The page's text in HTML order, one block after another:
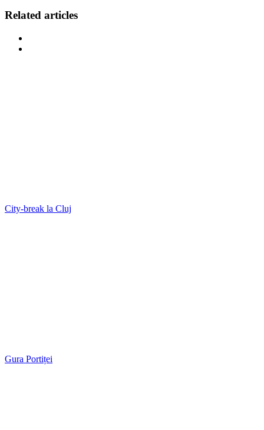
Related articles
City-break la Cluj
Gura Portiței